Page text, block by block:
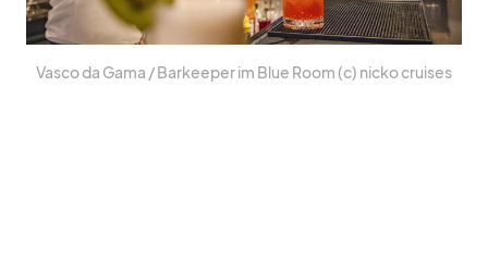
Vasco da Gama /​ Bar­kee­per im Blue Room (c) nicko crui­ses